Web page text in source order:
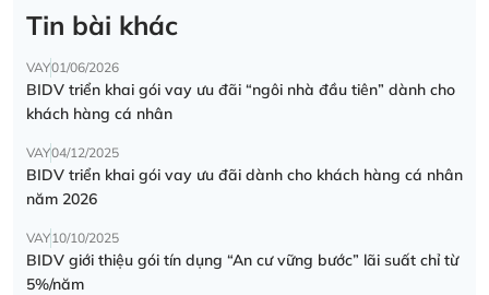
Tin bài khác
VAY01/06/2026
BIDV triển khai gói vay ưu đãi “ngôi nhà đầu tiên” dành cho
khách hàng cá nhân
VAY04/12/2025
BIDV triển khai gói vay ưu đãi dành cho khách hàng cá nhân
năm 2026
VAY10/10/2025
BIDV giới thiệu gói tín dụng “An cư vững bước” lãi suất chỉ từ
5%/năm